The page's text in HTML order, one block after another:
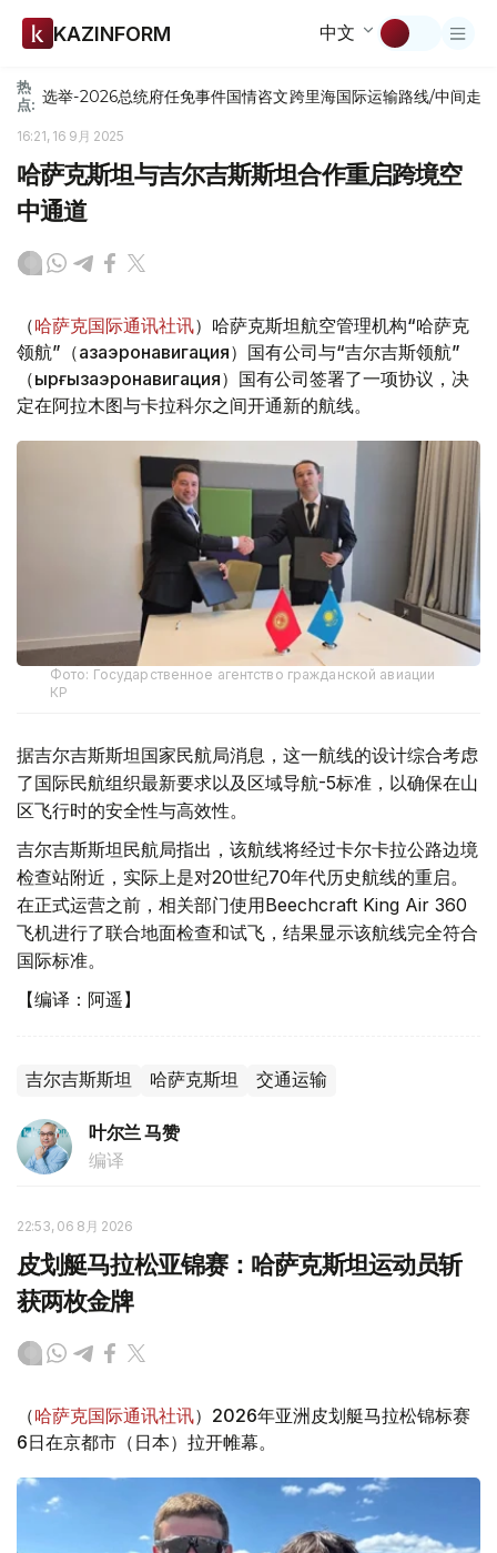
KAZINFORM 中文
热
点: 选举-2026总统府任免事件国情咨文跨里海国际运输路线/中间走廊
16:21, 16 9月 2025
哈萨克斯坦与吉尔吉斯斯坦合作重启跨境空
中通道
（哈萨克国际通讯社讯）哈萨克斯坦航空管理机构“哈萨克
领航”（Қазаэронавигация）国有公司与“吉尔吉斯领航”
（Қырғызаэронавигация）国有公司签署了一项协议，决
定在阿拉木图与卡拉科尔之间开通新的航线。
Фото: Государственное агентство гражданской авиации
КР
据吉尔吉斯斯坦国家民航局消息，这一航线的设计综合考虑
了国际民航组织最新要求以及区域导航-5标准，以确保在山
区飞行时的安全性与高效性。
吉尔吉斯斯坦民航局指出，该航线将经过卡尔卡拉公路边境
检查站附近，实际上是对20世纪70年代历史航线的重启。
在正式运营之前，相关部门使用Beechcraft King Air 360
飞机进行了联合地面检查和试飞，结果显示该航线完全符合
国际标准。
【编译：阿遥】
吉尔吉斯斯坦 哈萨克斯坦 交通运输
叶尔兰 马赞
编译
22:53, 06 8月 2026
皮划艇马拉松亚锦赛：哈萨克斯坦运动员斩
获两枚金牌
（哈萨克国际通讯社讯）2026年亚洲皮划艇马拉松锦标赛
6日在京都市（日本）拉开帷幕。